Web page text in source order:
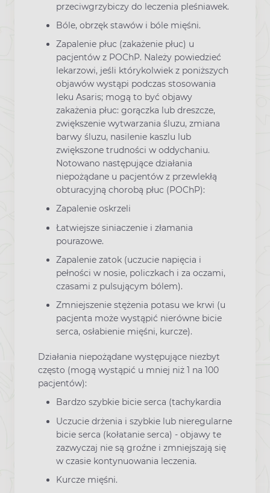
przeciwgrzybiczy do leczenia pleśniawek.
Bóle, obrzęk stawów i bóle mięśni.
Zapalenie płuc (zakażenie płuc) u
pacjentów z POChP. Należy powiedzieć
lekarzowi, jeśli którykolwiek z poniższych
objawów wystąpi podczas stosowania
leku Asaris; mogą to być objawy
zakażenia płuc: gorączka lub dreszcze,
zwiększenie wytwarzania śluzu, zmiana
barwy śluzu, nasilenie kaszlu lub
zwiększone trudności w oddychaniu.
Notowano następujące działania
niepożądane u pacjentów z przewlekłą
obturacyjną chorobą płuc (POChP):
Zapalenie oskrzeli
Łatwiejsze siniaczenie i złamania
pourazowe.
Zapalenie zatok (uczucie napięcia i
pełności w nosie, policzkach i za oczami,
czasami z pulsującym bólem).
Zmniejszenie stężenia potasu we krwi (u
pacjenta może wystąpić nierówne bicie
serca, osłabienie mięśni, kurcze).
Działania niepożądane występujące niezbyt
często (mogą wystąpić u mniej niż 1 na 100
pacjentów):
Bardzo szybkie bicie serca (tachykardia
Uczucie drżenia i szybkie lub nieregularne
bicie serca (kołatanie serca) - objawy te
zazwyczaj nie są groźne i zmniejszają się
w czasie kontynuowania leczenia.
Kurcze mięśni.